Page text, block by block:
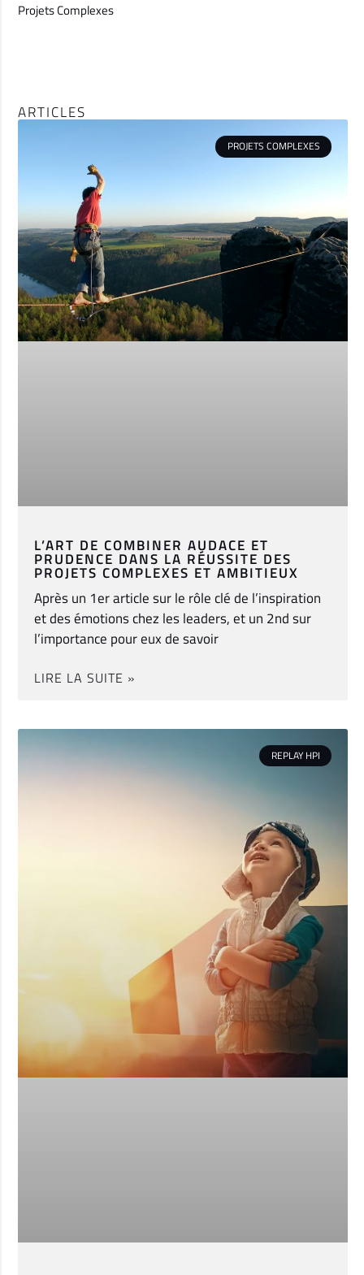
Projets Complexes
ARTICLES
PROJETS COMPLEXES
L’ART DE COMBINER AUDACE ET
PRUDENCE DANS LA RÉUSSITE DES
PROJETS COMPLEXES ET AMBITIEUX
Après un 1er article sur le rôle clé de l’inspiration
et des émotions chez les leaders, et un 2nd sur
l’importance pour eux de savoir
LIRE LA SUITE »
REPLAY HPI